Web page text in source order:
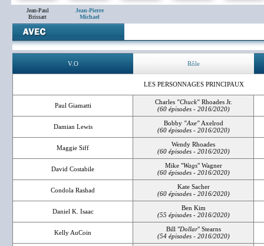
Jean-Paul
Brissart
Jean-Pierre
Michael
V.O Rôle
LES PERSONNAGES PRINCIPAUX
Paul Giamatti Charles "Chuck"Rhoades Jr.
(60 épisodes - 2016/2020)
Damian Lewis Bobby "Axe"Axelrod
(60 épisodes - 2016/2020)
Maggie Siff
Wendy Rhoades
(60 épisodes - 2016/2020)
David Costabile Mike "Wags" Wagner
(60 épisodes - 2016/2020)
Condola Rashad
Kate Sacher
(60 épisodes - 2016/2020)
Daniel K. Isaac
Ben Kim
(55 épisodes - 2016/2020)
Kelly AuCoin Bill "Dollar" Stearns
(54 épisodes - 2016/2020)